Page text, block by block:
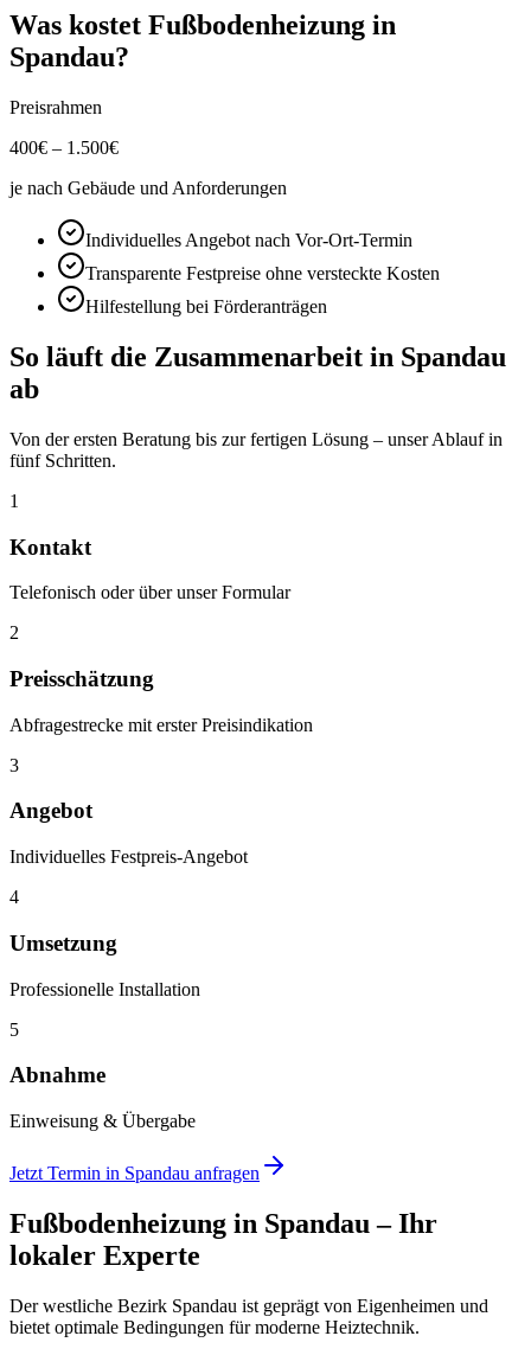
Was kostet Fußbodenheizung in
Spandau?
Preisrahmen
400€ – 1.500€
je nach Gebäude und Anforderungen
Individuelles Angebot nach Vor-Ort-Termin
Transparente Festpreise ohne versteckte Kosten
Hilfestellung bei Förderanträgen
So läuft die Zusammenarbeit in Spandau
ab
Von der ersten Beratung bis zur fertigen Lösung – unser Ablauf in
fünf Schritten.
1
Kontakt
Telefonisch oder über unser Formular
2
Preisschätzung
Abfragestrecke mit erster Preisindikation
3
Angebot
Individuelles Festpreis-Angebot
4
Umsetzung
Professionelle Installation
5
Abnahme
Einweisung & Übergabe
Jetzt Termin in Spandau anfragen
Fußbodenheizung in Spandau – Ihr
lokaler Experte
Der westliche Bezirk Spandau ist geprägt von Eigenheimen und
bietet optimale Bedingungen für moderne Heiztechnik.